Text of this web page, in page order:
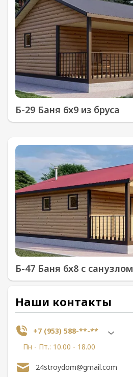
Б-29 Баня 6х9 из бруса
Б-47 Баня 6х8 с санузлом
Наши контакты
+7 (953) 588-**-**
Пн - Пт.: 10.00 - 18.00
24stroydom@gmail.com